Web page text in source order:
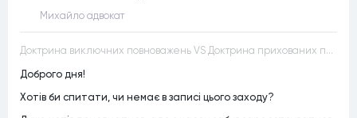
Михайло адвокат
Доктрина виключних повноважень VS Доктрина прихованих повноважень
Доброго дня!
Хотів би спитати, чи немає в записі цього заходу?